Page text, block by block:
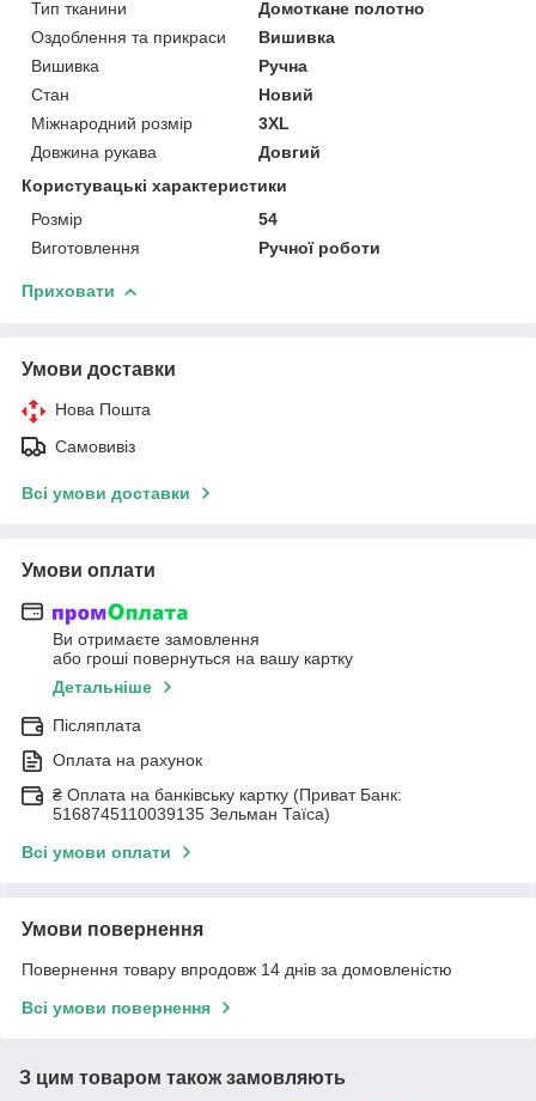
Тип тканини
Домоткане полотно
Оздоблення та прикраси
Вишивка
Вишивка
Ручна
Стан
Новий
Міжнародний розмір
3XL
Довжина рукава
Довгий
Користувацькі характеристики
Розмір
54
Виготовлення
Ручної роботи
Приховати
Умови доставки
Нова Пошта
Самовивіз
Всі умови доставки
Умови оплати
Ви отримаєте замовлення
або гроші повернуться на вашу картку
Детальніше
Післяплата
Оплата на рахунок
₴ Оплата на банківську картку (Приват Банк:
5168745110039135 Зельман Таїса)
Всі умови оплати
Умови повернення
Повернення товару впродовж 14 днів за домовленістю
Всі умови повернення
З цим товаром також замовляють